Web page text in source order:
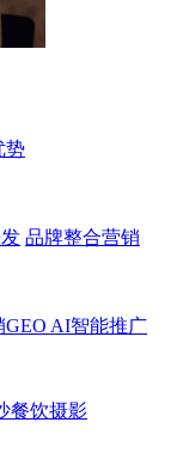
势
品牌整合营销
GEO AI智能推广
餐饮摄影